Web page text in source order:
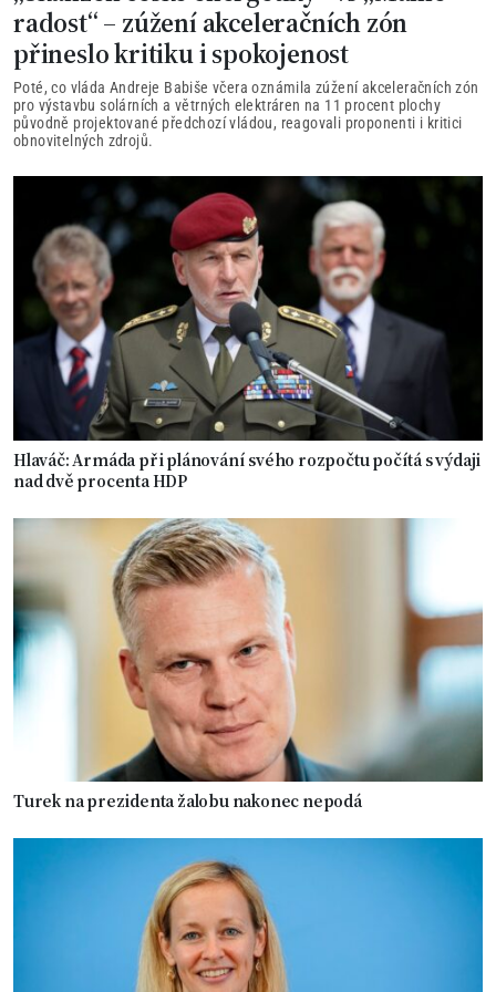
radost“ – zúžení akceleračních zón
přineslo kritiku i spokojenost
Poté, co vláda Andreje Babiše včera oznámila zúžení akceleračních zón
pro výstavbu solárních a větrných elektráren na 11 procent plochy
původně projektované předchozí vládou, reagovali proponenti i kritici
obnovitelných zdrojů.
Hlaváč: Armáda při plánování svého rozpočtu počítá s výdaji
nad dvě procenta HDP
Turek na prezidenta žalobu nakonec nepodá